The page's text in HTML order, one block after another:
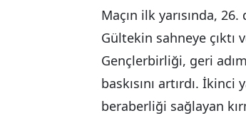
Maçın ilk yarısında,
Gültekin sahneye çıktı
Gençlerbirliği, geri
baskısını artırdı.
beraberliği sağlayan